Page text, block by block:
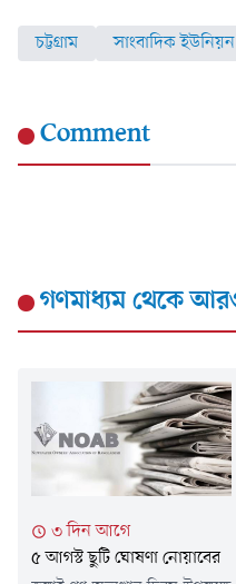
চট্টগ্রাম সাংবাদিক ইউনিয়ন
Comment
গণমাধ্যমথেকে
৩ দিন আগে
৫ আগস্ট ছুটি ঘোষণা নোয়াবের